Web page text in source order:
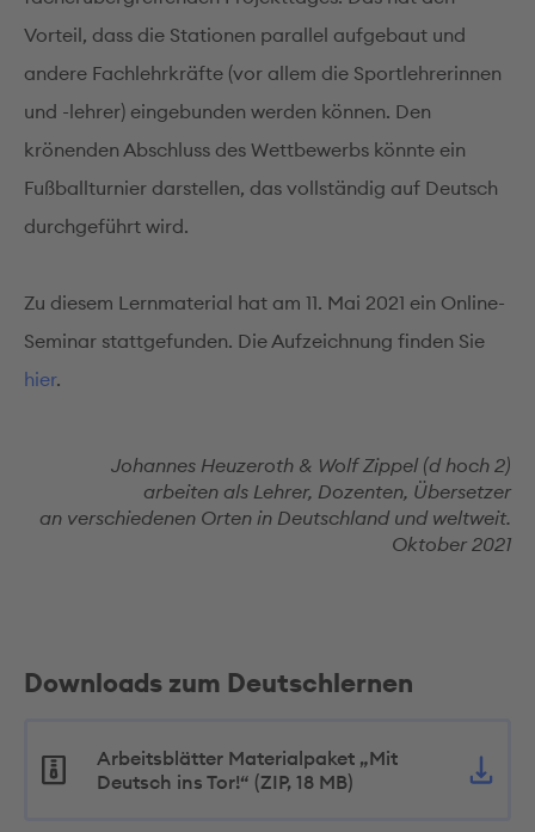
Vorteil, dass die Stationen parallel aufgebaut und
andere Fachlehrkräfte (vor allem die Sportlehrerinnen
und -lehrer) eingebunden werden können. Den
krönenden Abschluss des Wettbewerbs könnte ein
Fußballturnier darstellen, das vollständig auf Deutsch
durchgeführt wird.
Zu diesem Lernmaterial hat am 11. Mai 2021 ein Online-
Seminar stattgefunden. Die Aufzeichnung finden Sie
hier.
Johannes Heuzeroth & Wolf Zippel (d hoch 2)
arbeiten als Lehrer, Dozenten, Übersetzer
an verschiedenen Orten in Deutschland und weltweit.
Oktober 2021
Downloads zum Deutschlernen
Arbeitsblätter Materialpaket „Mit
Deutsch ins Tor!“ (ZIP, 18 MB)